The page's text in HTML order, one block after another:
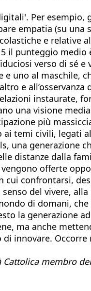
Per esempio,
empatia (su una
e relative
punteggio medio
verso di sé
uno al maschile,
e
instaurate,
una visione
più
temi civili, legati
una generazione
distanze dalla
offerte
confrontarsi,
del vivere,
di domani,
la generazione
ma anche
innovare.
membro